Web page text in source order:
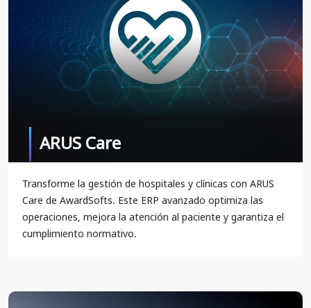
ARUS Care
Transforme la gestión de hospitales y clínicas con ARUS
Care de AwardSofts. Este ERP avanzado optimiza las
operaciones, mejora la atención al paciente y garantiza el
cumplimiento normativo.